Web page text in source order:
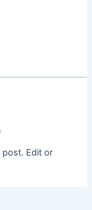
post. Edit or